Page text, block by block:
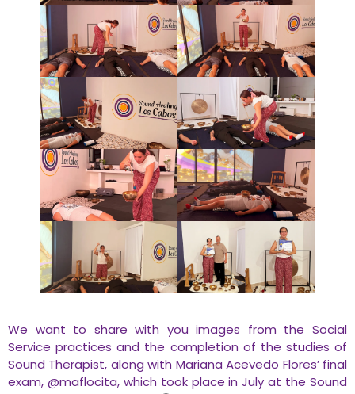
We want to share with you images from the Social
Service practices and the completion of the studies of
Sound Therapist, along with Mariana Acevedo Flores’ final
exam, @maflocita, which took place in July at the Sound